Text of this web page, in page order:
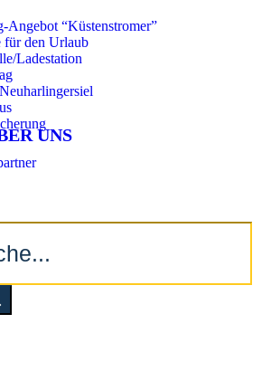
Angebot “Küstenstromer”
für den Urlaub
Ladestation
UNS